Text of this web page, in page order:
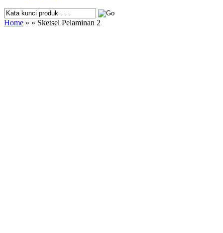
Home » » Sketsel Pelaminan 2